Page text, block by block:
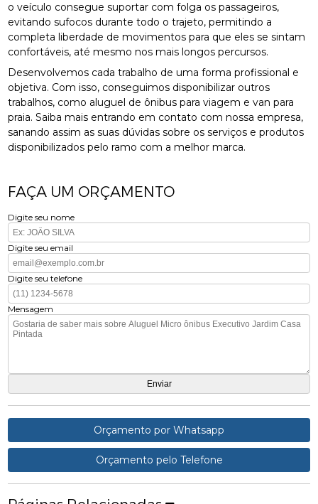
o veículo consegue suportar com folga os passageiros,
evitando sufocos durante todo o trajeto, permitindo a
completa liberdade de movimentos para que eles se sintam
confortáveis, até mesmo nos mais longos percursos.
Desenvolvemos cada trabalho de uma forma profissional e
objetiva. Com isso, conseguimos disponibilizar outros
trabalhos, como aluguel de ônibus para viagem e van para
praia. Saiba mais entrando em contato com nossa empresa,
sanando assim as suas dúvidas sobre os serviços e produtos
disponibilizados pelo ramo com a melhor marca.
FAÇA UM ORÇAMENTO
Digite seu nome
Digite seu email
Digite seu telefone
Mensagem
Orçamento por Whatsapp
Orçamento pelo Telefone